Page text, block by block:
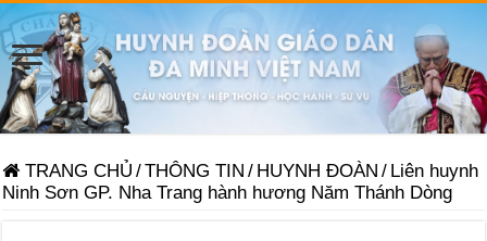
TRANG CHỦ /THÔNG TIN / HUYNH ĐOÀN / Liên huynh
Ninh Sơn GP. Nha Trang hành hương Năm Thánh Dòng